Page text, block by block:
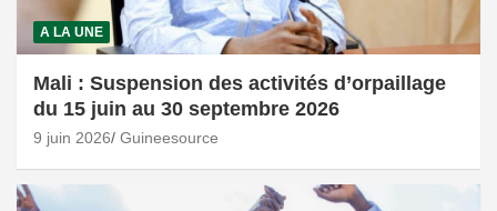
A LA UNE
Mali : Suspension des activités d’orpaillage
du 15 juin au 30 septembre 2026
9 juin 2026 Guineesource